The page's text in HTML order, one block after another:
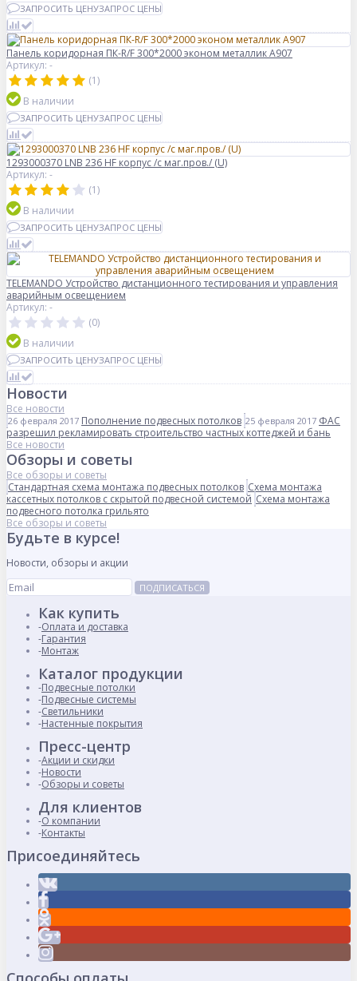
ЗАПРОСИТЬ ЦЕНУЗАПРОС ЦЕНЫ
Панель коридорная ПК-R/F 300*2000 эконом металлик А907
Артикул: -
(1)
В наличии
ЗАПРОСИТЬ ЦЕНУЗАПРОС ЦЕНЫ
1293000370 LNB 236 HF корпус /с маг.пров./ (U)
Артикул: -
(1)
В наличии
ЗАПРОСИТЬ ЦЕНУЗАПРОС ЦЕНЫ
TELEMANDO Устройство дистанционного тестирования и управления
аварийным освещением
Артикул: -
(0)
В наличии
ЗАПРОСИТЬ ЦЕНУЗАПРОС ЦЕНЫ
Новости
Все новости
26 февраля 2017 Пополнение подвесных потолков 25 февраля 2017 ФАС
разрешил рекламировать строительство частных коттеджей и бань
Все новости
Обзоры и советы
Все обзоры и советы
Стандартная схема монтажа подвесных потолков Схема монтажа
кассетных потолков с скрытой подвесной системой Схема монтажа
подвесного потолка грильято
Все обзоры и советы
Будьте в курсе!
Новости, обзоры и акции
ПОДПИСАТЬСЯ
Как купить
Оплата и доставка
Гарантия
Монтаж
Каталог продукции
Подвесные потолки
Подвесные системы
Светильники
Настенные покрытия
Пресс-центр
Акции и скидки
Новости
Обзоры и советы
Для клиентов
О компании
Контакты
Присоединяйтесь